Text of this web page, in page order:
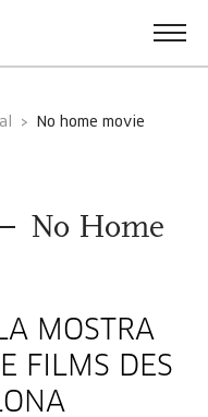
no home movie
No Home
MOSTRA
FILMS DES